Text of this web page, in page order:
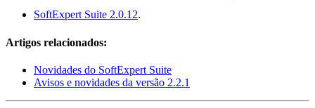
SoftExpert Suite 2.0.12.
Artigos relacionados:
Novidades do SoftExpert Suite
Avisos e novidades da versão 2.2.1